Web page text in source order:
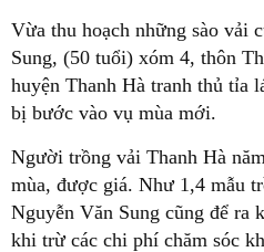
Vừa thu hoạch những sào vải
Sung, (50 tuổi) xóm 4, thôn
huyện Thanh Hà tranh thủ tỉa
bị bước vào vụ mùa mới.
Người trồng vải Thanh Hà
mùa, được giá. Như 1,4 mẫu
Nguyễn Văn Sung cũng để ra
khi trừ các chi phí chăm sóc